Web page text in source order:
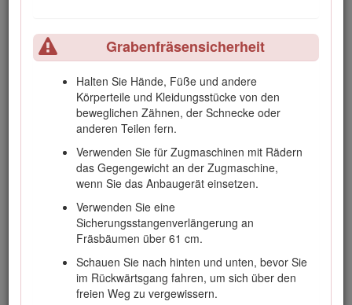
Grabenfräsensicherheit
Halten Sie Hände, Füße und andere
Körperteile und Kleidungsstücke von den
beweglichen Zähnen, der Schnecke oder
anderen Teilen fern.
Verwenden Sie für Zugmaschinen mit Rädern
das Gegengewicht an der Zugmaschine,
wenn Sie das Anbaugerät einsetzen.
Verwenden Sie eine
Sicherungsstangenverlängerung an
Fräsbäumen über 61 cm.
Schauen Sie nach hinten und unten, bevor Sie
im Rückwärtsgang fahren, um sich über den
freien Weg zu vergewissern.
Setzen Sie die Maschine nie ohne montierte und
funktionierende Schutzvorrichtungen und andere
Sicherheitseinrichtungen ein.
Halten Sie Unbeteiligte und Haustiere während
des Betriebs von der Maschine fern.
Maschine aus und ziehen Sie den Schlüssel ab,
bevor Sie Wartungsarbeiten durchführen,
Auftanken oder Verstopfungen entfernen.
Der unsachgemäße Einsatz oder die falsche Wartung
dieser Maschine kann zu Verletzungen führen. Befolgen
Sie zur Verringerung des Verletzungsrisikos diese
Sicherheitshinweise und beachten Sie das Warnsymbol
mit der Bedeutung Achtung, Warnung oder Gefahr –
Sicherheitsrisiko. Wenn diese Hinweise nicht beachtet